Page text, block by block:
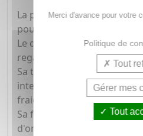
La peau retrouve fermeté,
pour un effet lift intégral.
Le décolleté est
regalbé.
Sa texture gel-crème à
intensément, tout en
fraicheur à la peau.
Sa formule est composée à
d'origine naturelle.
Merci d'avance pour votre
Politique de
Tout
Gérer mes
Tout